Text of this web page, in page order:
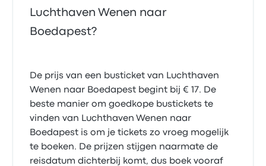
Luchthaven Wenen naar
Boedapest?
De prijs van een busticket van Luchthaven
Wenen naar Boedapest begint bij € 17. De
beste manier om goedkope bustickets te
vinden van Luchthaven Wenen naar
Boedapest is om je tickets zo vroeg mogelijk
te boeken. De prijzen stijgen naarmate de
reisdatum dichterbij komt, dus boek vooraf